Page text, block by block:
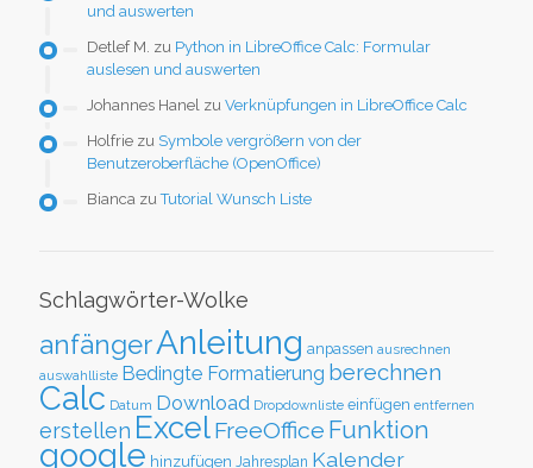
und auswerten
Detlef M. zu Python in LibreOffice Calc: Formular
auslesen und auswerten
Johannes Hanel zu Verknüpfungen in LibreOffice Calc
Holfrie zu Symbole vergrößern von der
Benutzeroberfläche (OpenOffice)
Bianca zuTutorial Wunsch Liste
Schlagwörter-Wolke
anfängerAnleitung anpassen ausrechnen
auswahlliste Bedingte Formatierung berechnen
Calc Datum Download Dropdownliste einfügen entfernen
erstellen ExcelFreeOffice Funktion
google hinzufügen Jahresplan Kalender